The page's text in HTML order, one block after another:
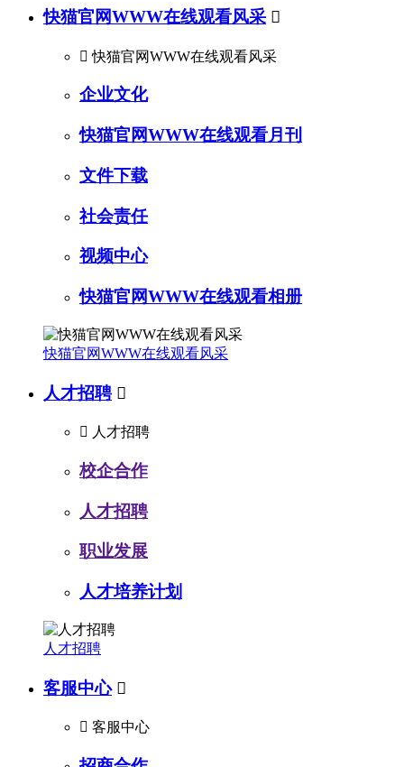
快猫官网WWW在线观看风采 
 快猫官网WWW在线观看风采
企业文化
快猫官网WWW在线观看月刊
文件下载
社会责任
视频中心
快猫官网WWW在线观看相册
快猫官网WWW在线观看风采
人才招聘 
 人才招聘
校企合作
人才招聘
职业发展
人才培养计划
人才招聘
客服中心 
 客服中心